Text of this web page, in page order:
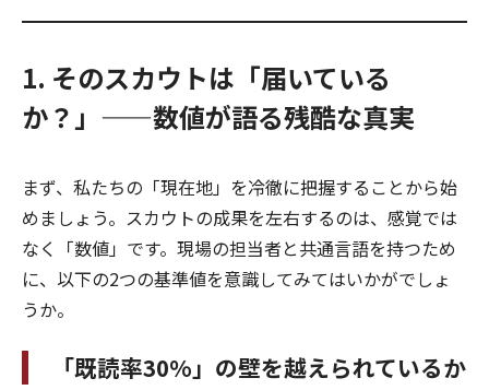
1. そのスカウトは「届いている
か？」——数値が語る残酷な真実
まず、私たちの「現在地」を冷徹に把握することから始
めましょう。スカウトの成果を左右するのは、感覚では
なく「数値」です。現場の担当者と共通言語を持つため
に、以下の2つの基準値を意識してみてはいかがでしょ
うか。
「既読率30%」の壁を越えられているか